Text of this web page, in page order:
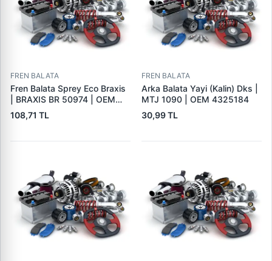
FREN BALATA
Fren Balata Sprey Eco Braxis
| BRAXIS BR 50974 | OEM
BALATA SPREYI
108,71 TL
FREN BALATA
Arka Balata Yayi (Kalin) Dks |
MTJ 1090 | OEM 4325184
30,99 TL